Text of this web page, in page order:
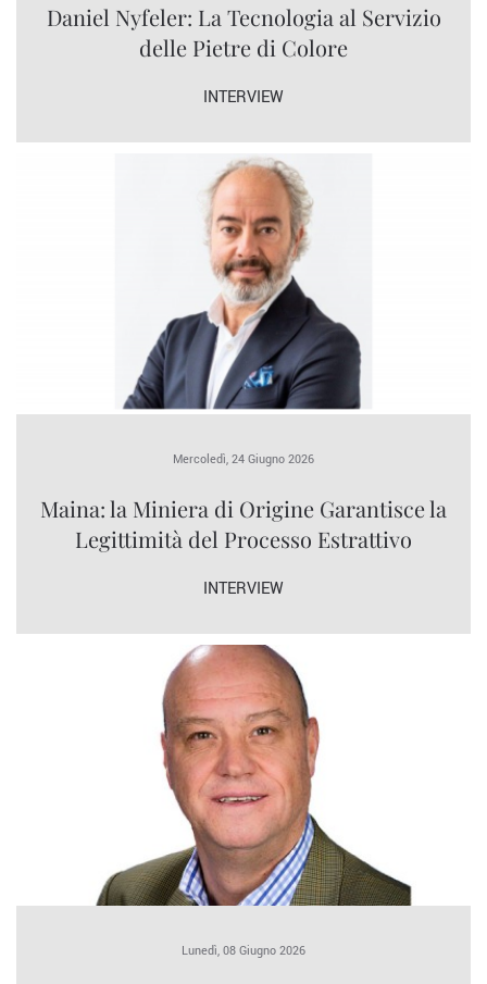
Daniel Nyfeler: La Tecnologia al Servizio
delle Pietre di Colore
INTERVIEW
Mercoledì, 24 Giugno 2026
Maina: la Miniera di Origine Garantisce la
Legittimità del Processo Estrattivo
INTERVIEW
Lunedì, 08 Giugno 2026